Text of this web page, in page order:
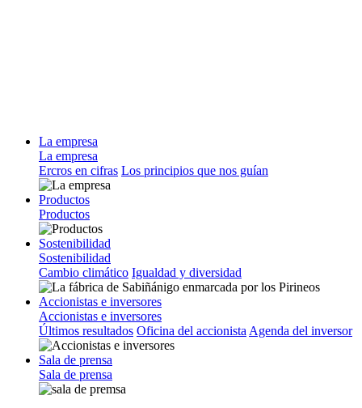
La empresa
La empresa
Ercros en cifras Los principios que nos guían
Productos
Productos
Sostenibilidad
Sostenibilidad
Cambio climático Igualdad y diversidad
Accionistas e inversores
Accionistas e inversores
Últimos resultados Oficina del accionista Agenda del inversor
Sala de prensa
Sala de prensa